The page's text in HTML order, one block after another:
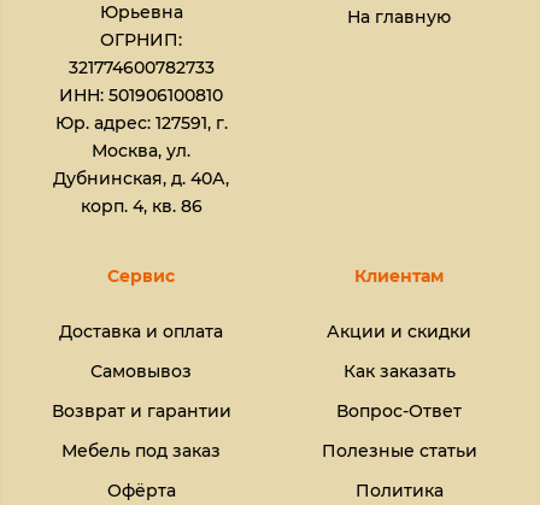
Юрьевна​
ОГРНИП:
321774600782733
ИНН: 501906100810
Юр. адрес: 127591, г.
Москва, ул.
Дубнинская, д. 40А,
корп. 4, кв. 86
На главную
Сервис
Доставка и оплата
Самовывоз
Возврат и гарантии
Мебель под заказ
Офёрта
Клиентам
Акции и скидки
Как заказать
Вопрос-Ответ
Полезные статьи
Политика